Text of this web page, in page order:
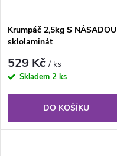
Krumpáč 2,5kg S NÁSADOU
sklolaminát
529 Kč/ ks
Skladem 2 ks
DO KOŠÍKU